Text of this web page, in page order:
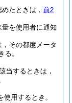
たときは， 前2
を使用者に通知
その都度メータ
。
当するときは，
用するとき。